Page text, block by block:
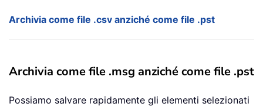
Archivia come file .csv anziché come file .pst
Archivia come file .msg anziché come file .pst
Possiamo salvare rapidamente gli elementi selezionati